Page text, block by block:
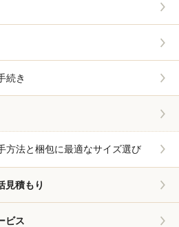
続き
方法と梱包に最適なサイズ選び
見積もり
ビス